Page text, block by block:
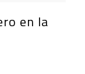
en la